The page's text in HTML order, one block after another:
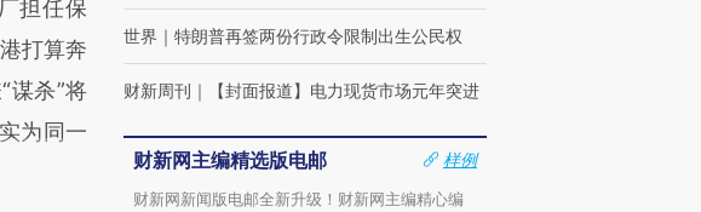
担任保
打算奔
谋杀”将
为同一
世界 ｜ 特朗普再签两份行政令限制出生公民权
财新周刊 ｜ 【封面报道】电力现货市场元年突进
财新网主编精选版电邮
样例
财新网新闻版电邮全新升级！财新网主编精心编